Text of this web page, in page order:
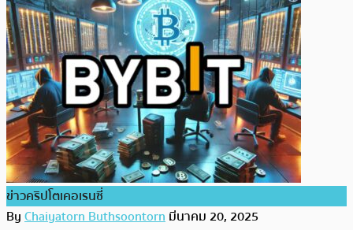
ข่าวคริปโตเคอเรนซี่
ByChaiyatorn Buthsoontornมีนาคม 20, 2025